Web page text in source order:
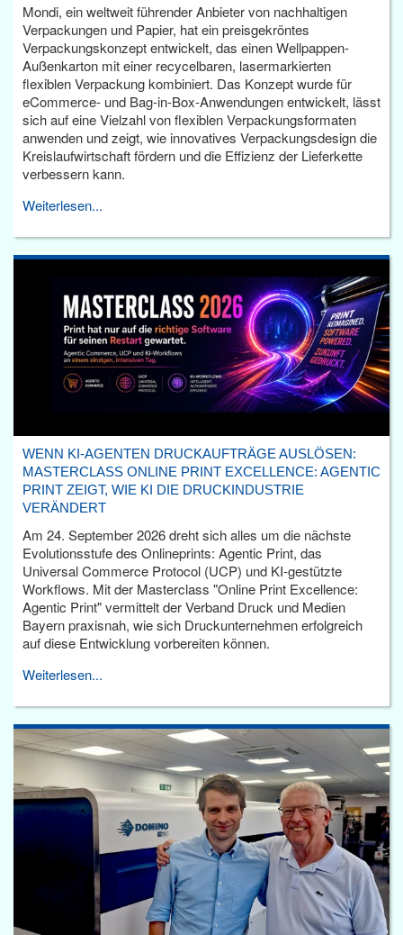
Mondi, ein weltweit führender Anbieter von nachhaltigen
Verpackungen und Papier, hat ein preisgekröntes
Verpackungskonzept entwickelt, das einen Wellpappen-
Außenkarton mit einer recycelbaren, lasermarkierten
flexiblen Verpackung kombiniert. Das Konzept wurde für
eCommerce- und Bag-in-Box-Anwendungen entwickelt, lässt
sich auf eine Vielzahl von flexiblen Verpackungsformaten
anwenden und zeigt, wie innovatives Verpackungsdesign die
Kreislaufwirtschaft fördern und die Effizienz der Lieferkette
verbessern kann.
Weiterlesen...
WENN KI-AGENTEN DRUCKAUFTRÄGE AUSLÖSEN:
MASTERCLASS ONLINE PRINT EXCELLENCE: AGENTIC
PRINT ZEIGT, WIE KI DIE DRUCKINDUSTRIE
VERÄNDERT
Am 24. September 2026 dreht sich alles um die nächste
Evolutionsstufe des Onlineprints: Agentic Print, das
Universal Commerce Protocol (UCP) und KI-gestützte
Workflows. Mit der Masterclass "Online Print Excellence:
Agentic Print" vermittelt der Verband Druck und Medien
Bayern praxisnah, wie sich Druckunternehmen erfolgreich
auf diese Entwicklung vorbereiten können.
Weiterlesen...